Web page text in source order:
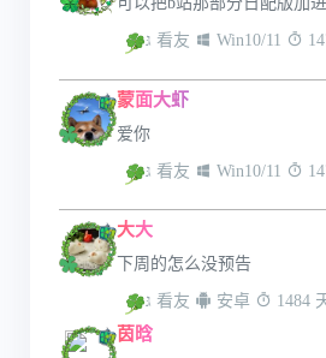
看友 Win10/11
蒙面大虾
爱你
看友 Win10/11
大大
下周的怎么没预告
看友 安卓 1484
茵晗